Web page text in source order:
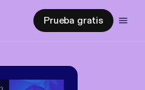
Prueba gratis